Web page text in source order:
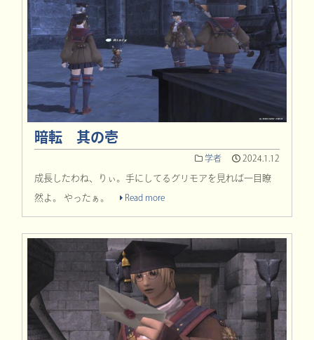
暗転 其の壱
学者 2024.1.12
成長したわね、りぃ。手にしてるグリモアを見れば一目瞭
然よ。 やったぁ。 Read more